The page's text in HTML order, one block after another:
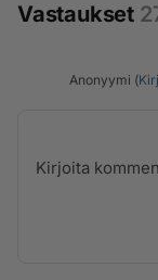
Vastaukset
Anonyymi (